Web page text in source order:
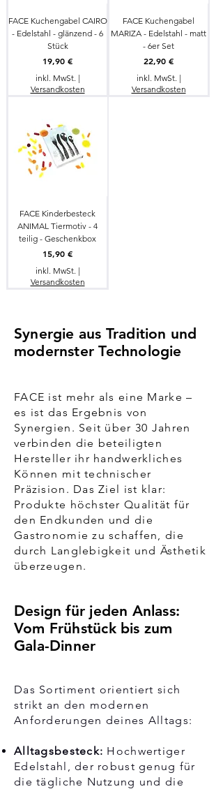
FACE Kuchengabel CAIRO
- Edelstahl - glänzend - 6
Stück
Preis
19,90 €
inkl. MwSt. |
Versandkosten
FACE Kuchengabel
MARIZA - Edelstahl - matt
- 6er Set
Preis
22,90 €
inkl. MwSt. |
Versandkosten
FACE Kinderbesteck
ANIMAL Tiermotiv - 4
teilig - Geschenkbox
Preis
15,90 €
inkl. MwSt. |
Versandkosten
Synergie aus Tradition und
modernster Technologie
FACE ist mehr als eine Marke –
es ist das Ergebnis von
Synergien. Seit über 30 Jahren
verbinden die beteiligten
Hersteller ihr handwerkliches
Können mit technischer
Präzision. Das Ziel ist klar:
Produkte höchster Qualität für
den Endkunden und die
Gastronomie zu schaffen, die
durch Langlebigkeit und Ästhetik
überzeugen.
Design für jeden Anlass:
Vom Frühstück bis zum
Gala-Dinner
Das Sortiment orientiert sich
strikt an den modernen
Anforderungen deines Alltags:
Alltagsbesteck: Hochwertiger
Edelstahl, der robust genug für
die tägliche Nutzung und die